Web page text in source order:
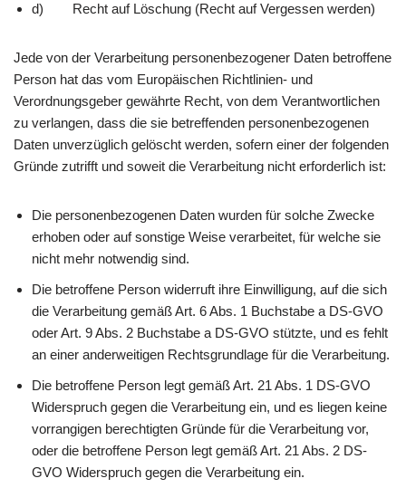
d) Recht auf Löschung (Recht auf Vergessen werden)
Jede von der Verarbeitung personenbezogener Daten betroffene
Person hat das vom Europäischen Richtlinien- und
Verordnungsgeber gewährte Recht, von dem Verantwortlichen
zu verlangen, dass die sie betreffenden personenbezogenen
Daten unverzüglich gelöscht werden, sofern einer der folgenden
Gründe zutrifft und soweit die Verarbeitung nicht erforderlich ist:
Die personenbezogenen Daten wurden für solche Zwecke
erhoben oder auf sonstige Weise verarbeitet, für welche sie
nicht mehr notwendig sind.
Die betroffene Person widerruft ihre Einwilligung, auf die sich
die Verarbeitung gemäß Art. 6 Abs. 1 Buchstabe a DS-GVO
oder Art. 9 Abs. 2 Buchstabe a DS-GVO stützte, und es fehlt
an einer anderweitigen Rechtsgrundlage für die Verarbeitung.
Die betroffene Person legt gemäß Art. 21 Abs. 1 DS-GVO
Widerspruch gegen die Verarbeitung ein, und es liegen keine
vorrangigen berechtigten Gründe für die Verarbeitung vor,
oder die betroffene Person legt gemäß Art. 21 Abs. 2 DS-
GVO Widerspruch gegen die Verarbeitung ein.